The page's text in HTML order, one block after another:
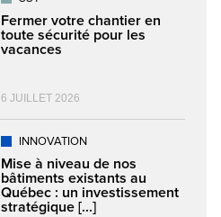
Fermer votre chantier en
toute sécurité pour les
vacances
6 JUILLET 2026
INNOVATION
Mise à niveau de nos
bâtiments existants au
Québec : un investissement
stratégique [...]